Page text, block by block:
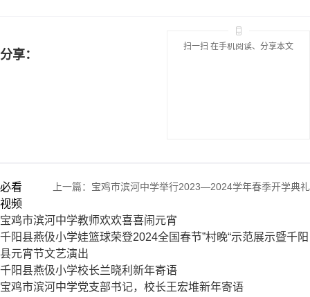
分享：
扫一扫 在手机阅读、分享本文
上一篇： 宝鸡市滨河中学举行2023—2024学年春季开学典礼
必看
视频
宝鸡市滨河中学教师欢欢喜喜闹元宵
千阳县燕伋小学娃篮球荣登2024全国春节”村晚“示范展示暨千阳
县元宵节文艺演出
千阳县燕伋小学校长兰晓利新年寄语
宝鸡市滨河中学党支部书记，校长王宏堆新年寄语